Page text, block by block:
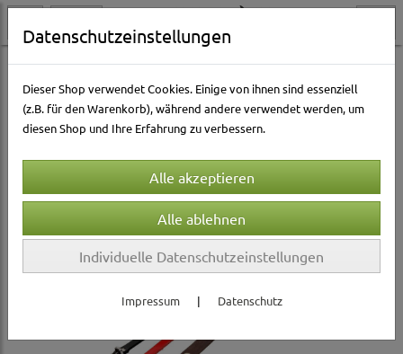
Hundewelt Halsbänder & Leinen
Halsbänder
Lederhalsbänder
Datenschutzeinstellungen
Dieser Shop verwendet Cookies. Einige von ihnen sind essenziell
(z.B. für den Warenkorb), während andere verwendet werden, um
diesen Shop und Ihre Erfahrung zu verbessern.
Individuelle Datenschutzeinstellungen
Impressum | Datenschutz